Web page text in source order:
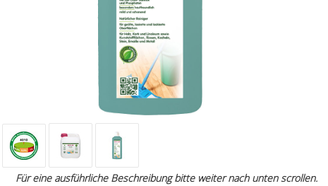
Für eine ausführliche Beschreibung bitte weiter nach unten scrollen.